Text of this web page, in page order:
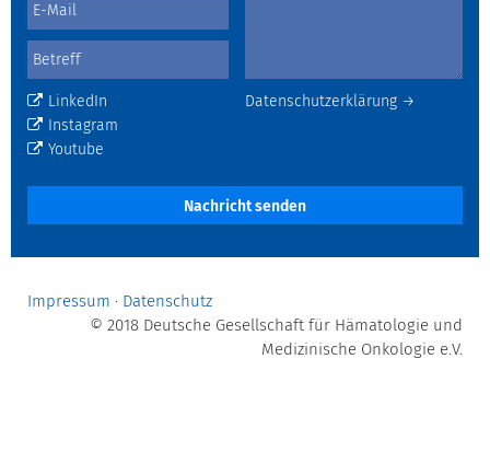
Datenschutzerklärung →
LinkedIn
Instagram
Youtube
Nachricht senden
Impressum · Datenschutz
© 2018 Deutsche Gesellschaft für Hämatologie und
Medizinische Onkologie e.V.